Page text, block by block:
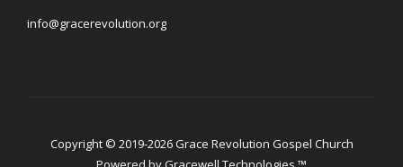
info@gracerevolution.org
Copyright © 2019-2026 Grace Revolution Gospel Church